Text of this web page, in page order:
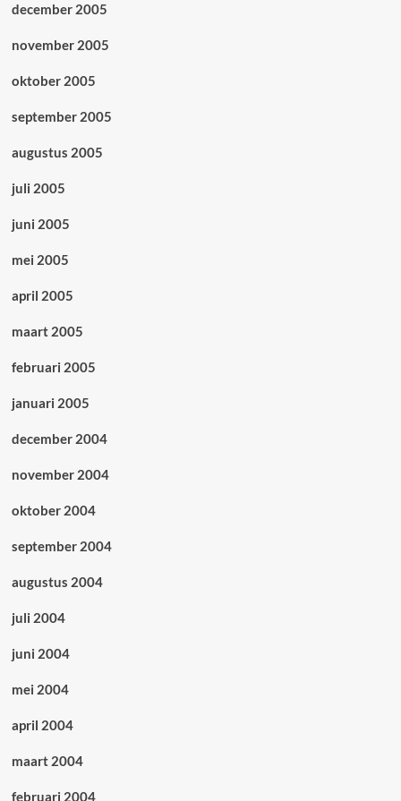
december 2005
november 2005
oktober 2005
september 2005
augustus 2005
juli 2005
juni 2005
mei 2005
april 2005
maart 2005
februari 2005
januari 2005
december 2004
november 2004
oktober 2004
september 2004
augustus 2004
juli 2004
juni 2004
mei 2004
april 2004
maart 2004
februari 2004